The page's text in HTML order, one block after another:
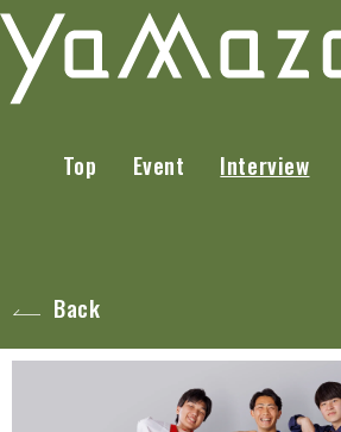
Top Event Interview
Back